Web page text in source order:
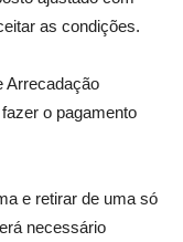
as condições.
Arrecadação
o pagamento
e retirar de uma só
necessário